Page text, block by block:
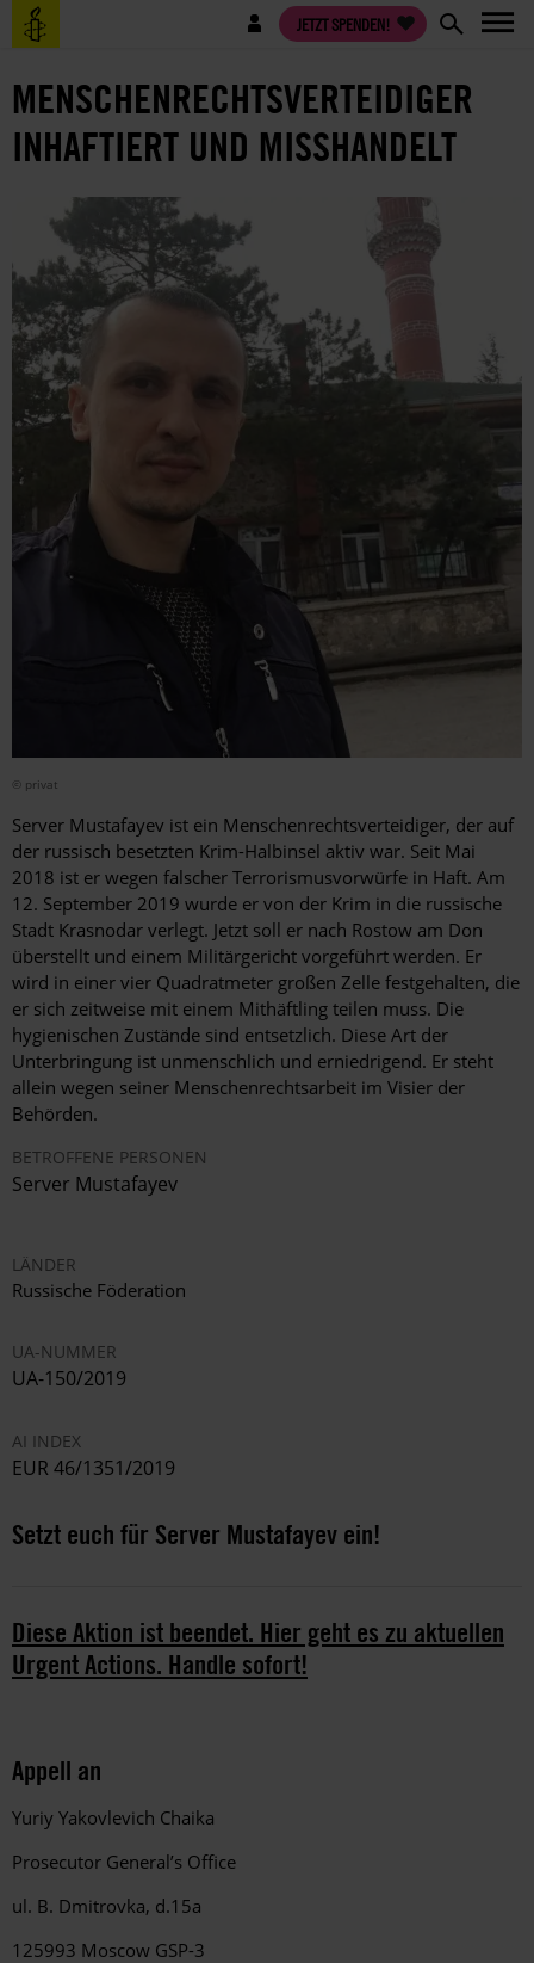
Direkt
zum
Benutzermenü JETZT SPENDEN!
MENSCHENRECHTSVERTEIDIGER
INHAFTIERT UND MISSHANDELT
© privat
Server Mustafayev ist ein Menschenrechtsverteidiger, der auf
der russisch besetzten Krim-Halbinsel aktiv war. Seit Mai
2018 ist er wegen falscher Terrorismusvorwürfe in Haft. Am
12. September 2019 wurde er von der Krim in die russische
Stadt Krasnodar verlegt. Jetzt soll er nach Rostow am Don
überstellt und einem Militärgericht vorgeführt werden. Er
wird in einer vier Quadratmeter großen Zelle festgehalten, die
er sich zeitweise mit einem Mithäftling teilen muss. Die
hygienischen Zustände sind entsetzlich. Diese Art der
Unterbringung ist unmenschlich und erniedrigend. Er steht
allein wegen seiner Menschenrechtsarbeit im Visier der
Behörden.
BETROFFENE PERSONEN
Server Mustafayev
LÄNDER
Russische Föderation
UA-NUMMER
UA-150/2019
AI INDEX
EUR 46/1351/2019
Setzt euch für Server Mustafayev ein!
Diese Aktion ist beendet. Hier geht es zu aktuellen
Urgent Actions. Handle sofort!
Appell an
Yuriy Yakovlevich Chaika
Prosecutor General’s Office
ul. B. Dmitrovka, d.15a
125993 Moscow GSP-3